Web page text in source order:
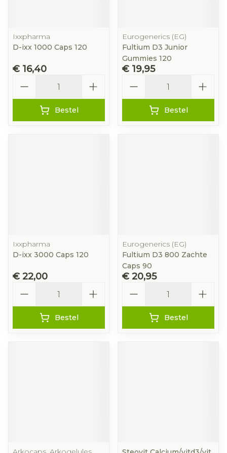
Ixxpharma
D-ixx 1000 Caps 120
€ 16,40
Bestel
Eurogenerics (EG)
Fultium D3 Junior
Gummies 120
€ 19,95
Bestel
Ixxpharma
D-ixx 3000 Caps 120
€ 22,00
Bestel
Eurogenerics (EG)
Fultium D3 800 Zachte
Caps 90
€ 20,95
Bestel